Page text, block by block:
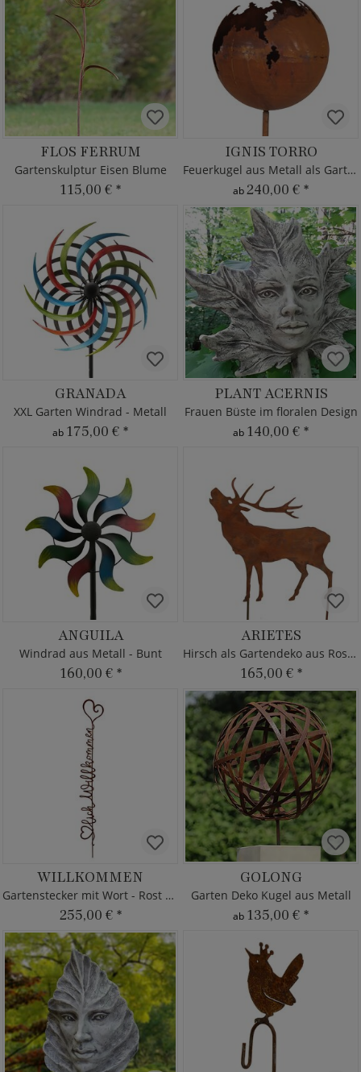
FLOS FERRUM
Gartenskulptur Eisen Blume
115,00 € *
IGNIS TORRO
Feuerkugel aus Metall als Gartendeko
ab240,00 € *
GRANADA
XXL Garten Windrad - Metall
ab 175,00 € *
PLANT ACERNIS
Frauen Büste im floralen Design
ab 140,00 € *
ANGUILA
Windrad aus Metall - Bunt
160,00 € *
ARIETES
Hirsch als Gartendeko aus Rost Metall
165,00 € *
WILLKOMMEN
Gartenstecker mit Wort - Rost Metall
255,00 € *
GOLONG
Garten Deko Kugel aus Metall
ab 135,00 € *